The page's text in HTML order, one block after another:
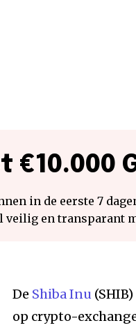
€10.000
in de eerste 7
en transparant
De Shiba Inu
op crypto-